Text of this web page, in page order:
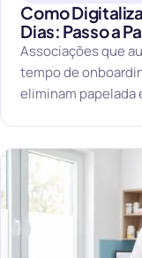
Como
Dias: Passo a
Associações que
tempo de
eliminam papelada